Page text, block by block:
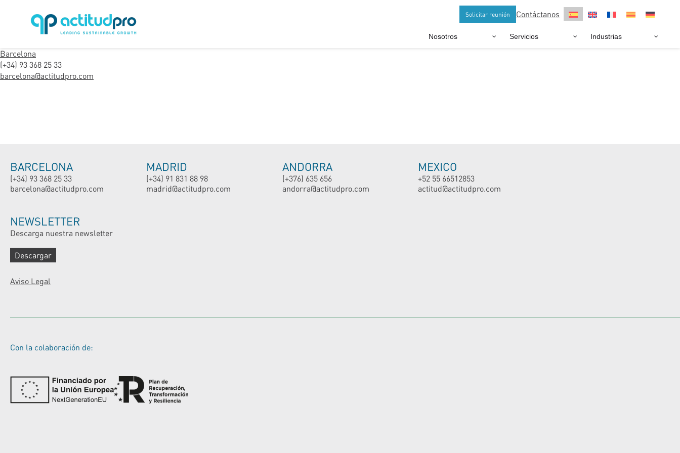
Solicitar reunión Contáctanos
Nosotros Servicios Industrias
Barcelona
(+34) 93 368 25 33
barcelona@actitudpro.com
BARCELONA
(+34) 93 368 25 33
barcelona@actitudpro.com
MADRID
(+34) 91 831 88 98
madrid@actitudpro.com
ANDORRA
(+376) 635 656
andorra@actitudpro.com
MEXICO
+52 55 66512853
actitud@actitudpro.com
NEWSLETTER
Descarga nuestra newsletter
Descargar
Aviso Legal
Con la colaboración de: